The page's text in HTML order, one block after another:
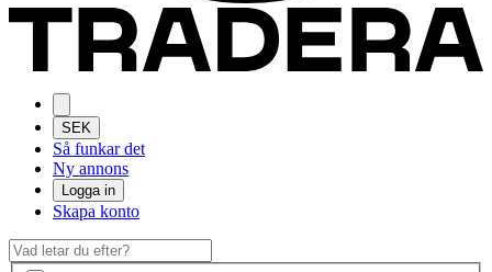
SEK
Så funkar det
Ny annons
Logga in
Skapa konto